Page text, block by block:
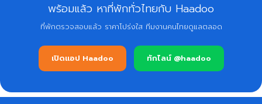
พร้อมแล้ว หาที่พักทั่วไทยกับ Haadoo
ที่พักตรวจสอบแล้ว ราคาโปร่งใส ทีมงานคนไทยดูแลตลอด
เปิดแอป Haadoo ทักไลน์ @haadoo